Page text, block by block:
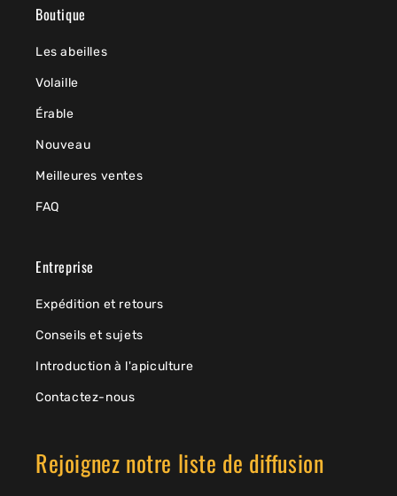
Boutique
Les abeilles
Volaille
Érable
Nouveau
Meilleures ventes
FAQ
Entreprise
Expédition et retours
Conseils et sujets
Introduction à l'apiculture
Contactez-nous
Rejoignez notre liste de diffusion